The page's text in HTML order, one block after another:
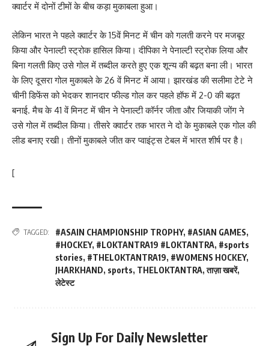
क्वार्टर में दोनों टीमों के बीच कड़ा मुकाबला हुआ।
लेकिन भारत ने पहले क्वार्टर के 15वें मिनट में चीन को गलती करने पर मजबूर
किया और पेनाल्टी स्ट्रोक हासिल किया। दीपिका ने पेनाल्टी स्ट्रोक लिया और
बिना गलती किए उसे गोल में तब्दील करते हुए एक शून्य की बढ़त बना ली। भारत
के लिए दूसरा गोल मुकाबले के 26 वें मिनट में आया। झारखंड की सलीमा टेटे ने
चीनी डिफेंस को भेदकर शानदार फील्ड गोल कर पहले हॉफ में 2-0 की बढ़त
बनाई. मैच के 41 वें मिनट में चीन ने पेनाल्टी कॉर्नर जीता और जियाकी जोंग ने
उसे गोल में तब्दील किया। तीसरे क्वार्टर तक भारत ने दो के मुकाबले एक गोल की
लीड बनाए रखी। तीनों मुकाबले जीत कर प्वाइंट्स टेबल में भारत शीर्ष पर है।
[
TAGGED: #ASAIN CHAMPIONSHIP TROPHY, #ASIAN GAMES,
#HOCKEY, #LOKTANTRA19 #LOKTANTRA, #sports
stories, #THELOKTANTRA19, #WOMENS HOCKEY,
JHARKHAND, sports, THELOKTANTRA,ताज़ा खबरें,
लेटेस्ट
Sign Up For Daily Newsletter